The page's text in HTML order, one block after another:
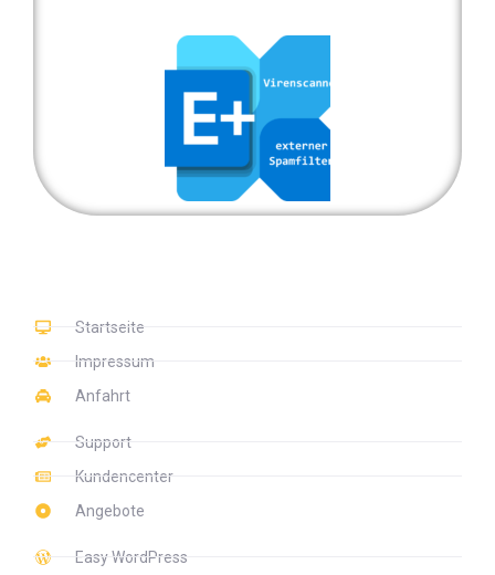
Startseite
Impressum
Anfahrt
Support
Kundencenter
Angebote
Easy WordPress